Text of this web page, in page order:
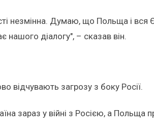
незмінна. Думаю, що Польща і вся
нашого діалогу", – сказав він.
відчувають загрозу з боку Росії.
зараз у війні з Росією, а Польща